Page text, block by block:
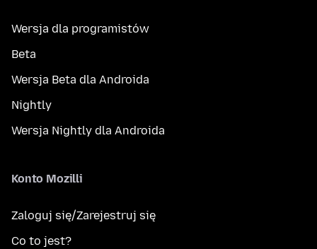
Wersja dla programistów
Beta
Wersja Beta dla Androida
Nightly
Wersja Nightly dla Androida
Konto Mozilli
Zaloguj się/Zarejestruj się
Co to jest?